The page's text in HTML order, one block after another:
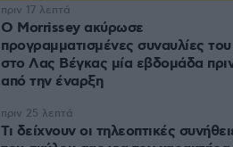
Ο Morrissey ακύρωσε
προγραμματισμένες συναυλίες του
στο Λας Βέγκας μία εβδομάδα
από την έναρξη
πριν 17 λεπτά
Τι δείχνουν οι τηλεοπτικές
πριν 25 λεπτά